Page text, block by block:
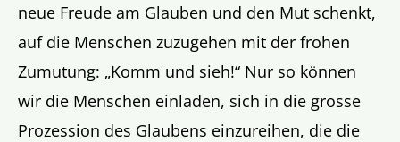
neue Freude am Glauben und den Mut schenkt,
auf die Menschen zuzugehen mit der frohen
Zumutung: „Komm und sieh!“ Nur so können
wir die Menschen einladen, sich in die grosse
Prozession des Glaubens einzureihen, die die